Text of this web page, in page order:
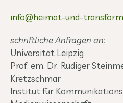
info@heimat-und-
schriftliche Anfragen an:
Universität Leipzig
Prof. em. Dr. Rüdiger
Kretzschmar
Institut für